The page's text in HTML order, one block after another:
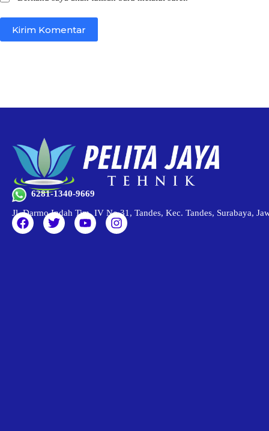
Kirim Komentar
6281-1340-9669
Jl. Darmo Indah Tim. IV No.31, Tandes, Kec. Tandes, Surabaya,